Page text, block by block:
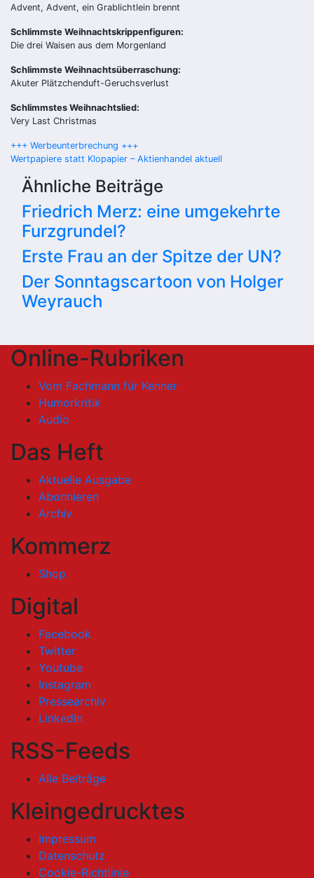
Advent, Advent, ein Grablichtlein brennt
Schlimmste Weihnachtskrippenfiguren:
Die drei Waisen aus dem Morgenland
Schlimmste Weihnachtsüberraschung:
Akuter Plätzchenduft-Geruchsverlust
Schlimmstes Weihnachtslied:
Very Last Christmas
Beitragsnavigation
+++ Werbeunterbrechung +++
Wertpapiere statt Klopapier – Aktienhandel aktuell
Ähnliche Beiträge
Friedrich Merz: eine umgekehrte
Furzgrundel?
Erste Frau an der Spitze der UN?
Der Sonntagscartoon von Holger
Weyrauch
Online-Rubriken
Vom Fachmann für Kenner
Humorkritik
Audio
Das Heft
Aktuelle Ausgabe
Abonnieren
Archiv
Kommerz
Shop
Digital
Facebook
Twitter
Youtube
Instagram
Pressearchiv
LinkedIn
RSS-Feeds
Alle Beiträge
Kleingedrucktes
Impressum
Datenschutz
Cookie-Richtlinie